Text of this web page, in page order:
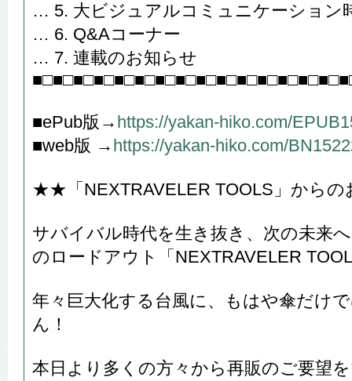
… 5. 大ビジュアルコミュニケーション
… 6. Q&Aコーナー
… 7. 連載のお知らせ
■ePub版→ https://yakan-hiko.com/
■web版 → https://yakan-hiko.com/
★★「NEXTRAVELER TOOLS」から
サバイバル時代を生き抜き、次の未来
のロードアウト「NEXTRAVELER
年々巨大化する台風に、もはや傘だけ
ん！
本日より多くの方々から再販のご要望